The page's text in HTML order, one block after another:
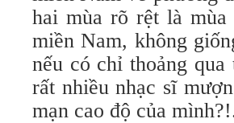
hai mùa rõ rệt là
miền Nam, không
nếu có chỉ thoảng
rất nhiều nhạc sĩ
mạn cao độ của